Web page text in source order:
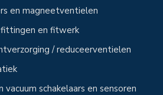
en magneetventielen
fittingen en fitwerk
/ reduceerventielen
vacuum schakelaars en sensoren